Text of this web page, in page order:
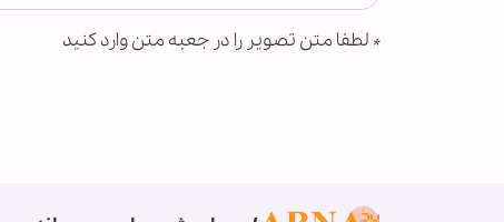
* لطفا متن تصویر را در جعبه متن وارد کنید